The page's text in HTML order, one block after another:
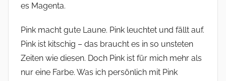
es Magenta.
Pink macht gute Laune. Pink leuchtet und fällt auf.
Pink ist kitschig – das braucht es in so unsteten
Zeiten wie diesen. Doch Pink ist für mich mehr als
nur eine Farbe. Was ich persönlich mit Pink